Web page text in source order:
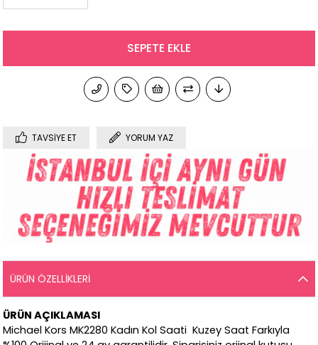
TAVSIYE ET YORUM YAZ
ÜRÜN ÖZELLIKLERI
ÜRÜN AÇIKLAMASI
Michael Kors MK2280 Kadın Kol Saati Kuzey Saat Farkıyla